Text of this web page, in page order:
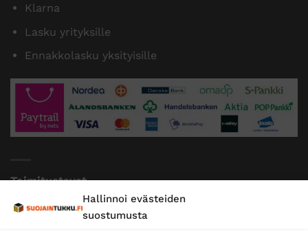
Hallinnoi evästeiden
suostumusta
Klarna
Lasku yrityksille
Ennakkolasku yksityisille
Toimitustavat
Posti